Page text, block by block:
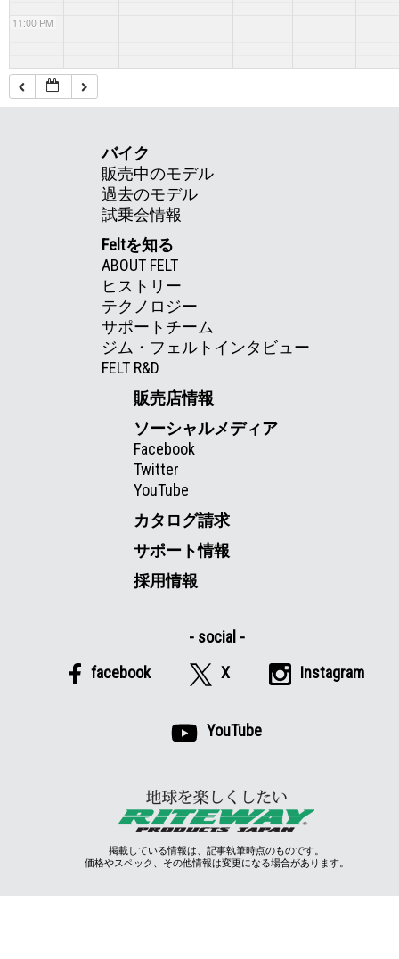
11:00 PM
バイク
販売中のモデル
過去のモデル
試乗会情報
Feltを知る
ABOUT FELT
ヒストリー
テクノロジー
サポートチーム
ジム・フェルトインタビュー
FELT R&D
販売店情報
ソーシャルメディア
Facebook
Twitter
YouTube
カタログ請求
サポート情報
採用情報
facebook X Instagram
YouTube
掲載している情報は、記事執筆時点のものです。
価格やスペック、その他情報は変更になる場合があります。